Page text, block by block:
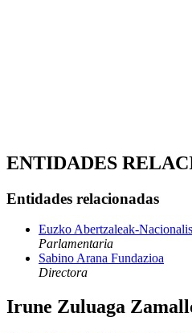
ENTIDADES
Entidades relacionadas
Euzko Abertzaleak-
Parlamentaria
Sabino Arana Fundazioa
Directora
Irune Zuluaga